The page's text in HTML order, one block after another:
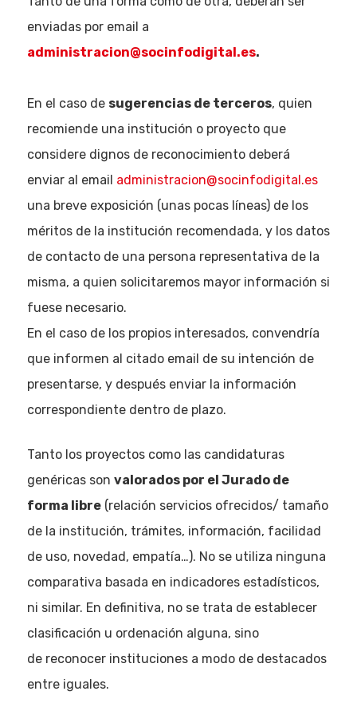
enviadas por email a
administracion@socinfodigital.es.
En el caso de sugerencias de terceros, quien
recomiende una institución o proyecto que
considere dignos de reconocimiento deberá
enviar al email administracion@socinfodigital.es
una breve exposición (unas pocas líneas) de los
méritos de la institución recomendada, y los datos
de contacto de una persona representativa de la
misma, a quien solicitaremos mayor información si
fuese necesario.
En el caso de los propios interesados, convendría
que informen al citado email de su intención de
presentarse, y después enviar la información
correspondiente dentro de plazo.
Tanto los proyectos como las candidaturas
genéricas son valorados por el Jurado de
forma libre(relación servicios ofrecidos/ tamaño
de la institución, trámites, información, facilidad
de uso, novedad, empatía…). No se utiliza ninguna
comparativa basada en indicadores estadísticos,
ni similar. En definitiva, no se trata de establecer
clasificación u ordenación alguna, sino
de reconocer instituciones a modo de destacados
entre iguales.
Eventos
Empresas
Noticias
Quiénes